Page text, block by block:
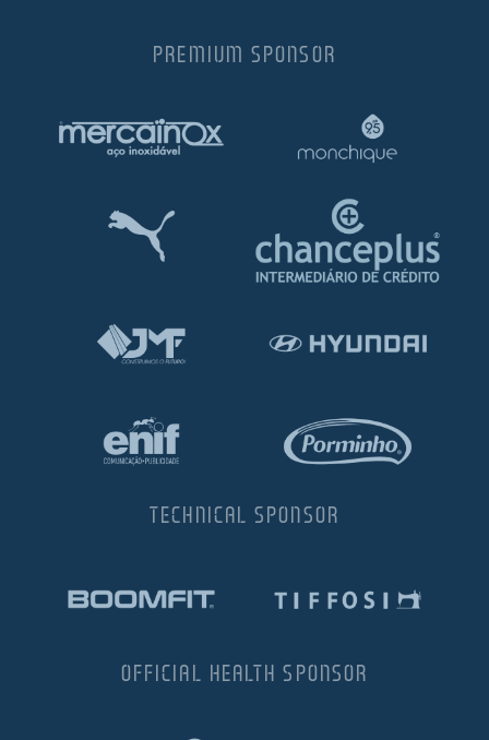
PREMIUM SPONSOR
TECHNICAL SPONSOR
OFFICIAL HEALTH SPONSOR